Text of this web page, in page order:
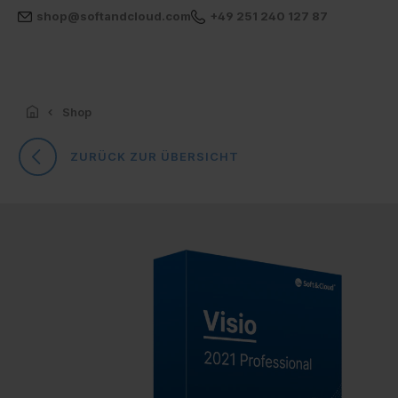
shop@softandcloud.com +49 251 240 127 87
Shop
ZURÜCK ZUR ÜBERSICHT